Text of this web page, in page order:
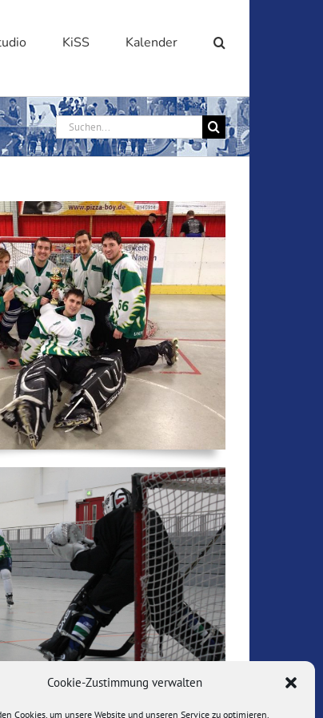
Cookie-Zustimmung verwalten
Cookies, um unsere Website und unseren Service zu optimieren.
KiSS Kalender
Suche
nach: